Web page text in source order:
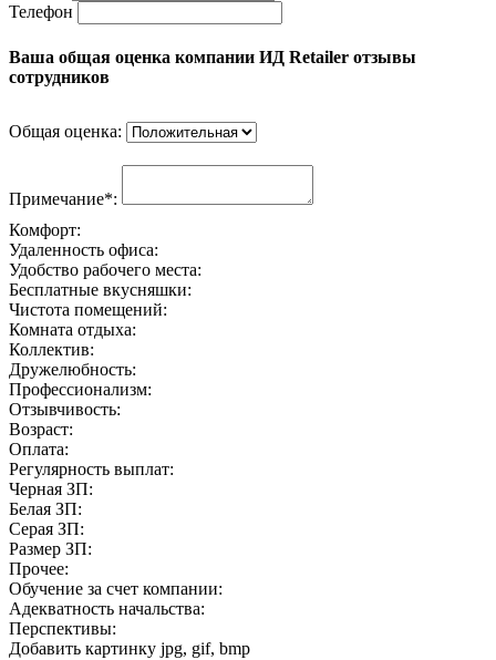
Телефон
Ваша общая оценка компании ИД Retailer отзывы
сотрудников
Общая оценка:
Примечание*:
Комфорт:
Удаленность офиса:
Удобство рабочего места:
Бесплатные вкусняшки:
Чистота помещений:
Комната отдыха:
Коллектив:
Дружелюбность:
Профессионализм:
Отзывчивость:
Возраст:
Оплата:
Регулярность выплат:
Черная ЗП:
Белая ЗП:
Серая ЗП:
Размер ЗП:
Прочее:
Обучение за счет компании:
Адекватность начальства:
Перспективы:
Добавить картинку jpg, gif, bmp